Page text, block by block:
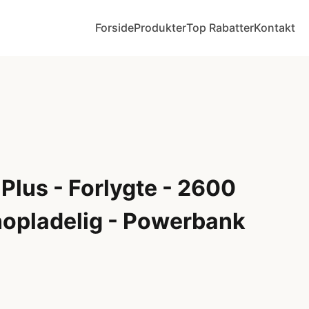
ForsideProdukterTop RabatterKontakt
- Forlygte - 2600
- Powerbank